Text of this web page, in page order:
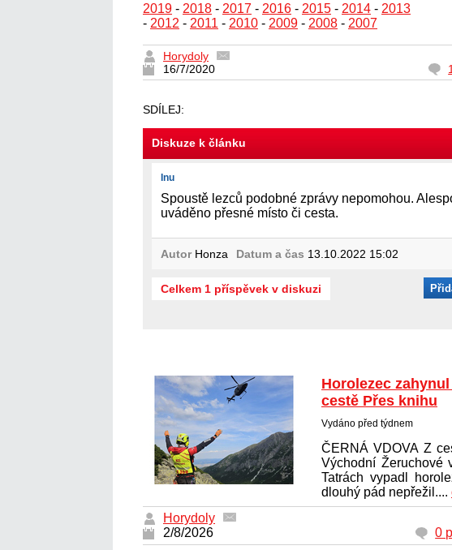
2019 - 2018 - 2017 - 2016 - 2015 - 2014 - 2013
- 2012 - 2011 - 2010 - 2009 - 2008 - 2007
Horydoly
16/7/2020
SDÍLEJ:
Diskuze k článku
Inu
Spoustě lezců podobné zprávy nepomohou.
uváděno přesné místo či cesta.
AutorHonza Datum a čas 13.10.2022 15:02
Celkem 1 příspěvek v diskuzi
Horolezec
cestě Přes knihu
Vydáno před týdnem
ČERNÁ VDOVA Z
Východní Žeruchové
Tatrách vypadl
dlouhý pád nepřežil....
Horydoly
2/8/2026
0